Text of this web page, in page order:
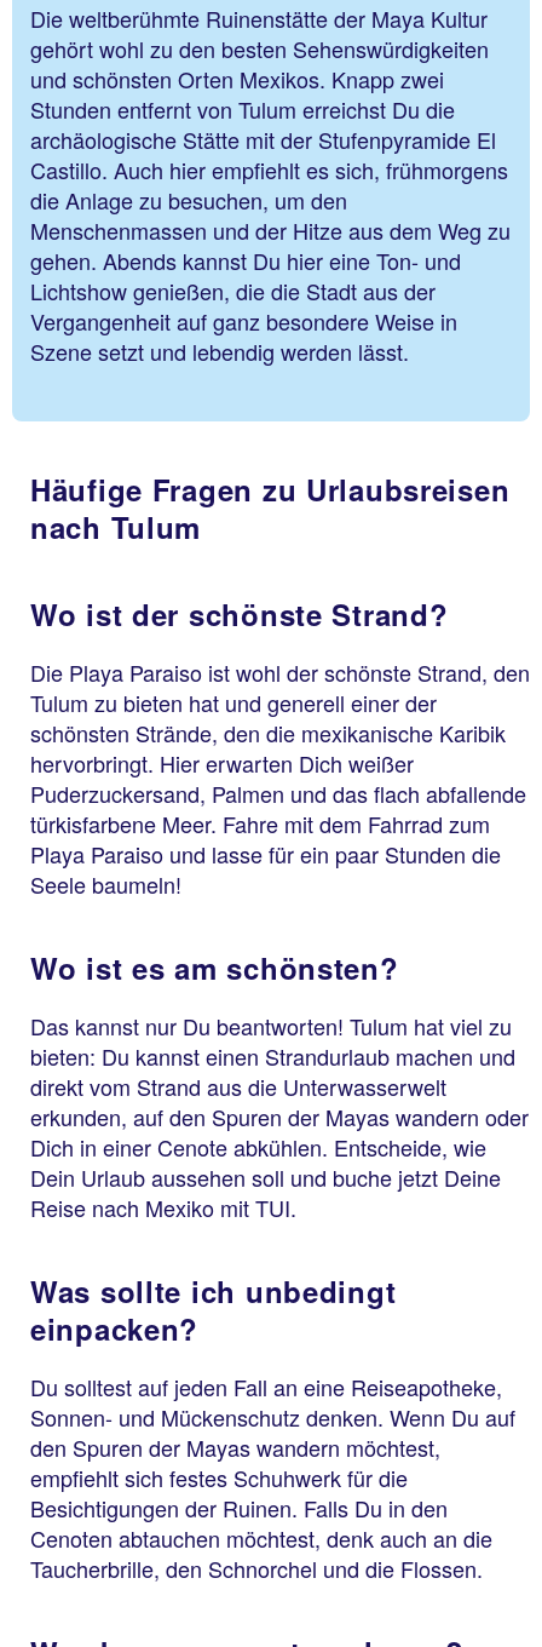
Die weltberühmte Ruinenstätte der Maya Kultur
gehört wohl zu den besten Sehenswürdigkeiten
und schönsten Orten Mexikos. Knapp zwei
Stunden entfernt von Tulum erreichst Du die
archäologische Stätte mit der Stufenpyramide El
Castillo. Auch hier empfiehlt es sich, frühmorgens
die Anlage zu besuchen, um den
Menschenmassen und der Hitze aus dem Weg zu
gehen. Abends kannst Du hier eine Ton- und
Lichtshow genießen, die die Stadt aus der
Vergangenheit auf ganz besondere Weise in
Szene setzt und lebendig werden lässt.
Häufige Fragen zu Urlaubsreisen
nach Tulum
Wo ist der schönste Strand?
Die Playa Paraiso ist wohl der schönste Strand, den
Tulum zu bieten hat und generell einer der
schönsten Strände, den die mexikanische Karibik
hervorbringt. Hier erwarten Dich weißer
Puderzuckersand, Palmen und das flach abfallende
türkisfarbene Meer. Fahre mit dem Fahrrad zum
Playa Paraiso und lasse für ein paar Stunden die
Seele baumeln!
Wo ist es am schönsten?
Das kannst nur Du beantworten! Tulum hat viel zu
bieten: Du kannst einen Strandurlaub machen und
direkt vom Strand aus die Unterwasserwelt
erkunden, auf den Spuren der Mayas wandern oder
Dich in einer Cenote abkühlen. Entscheide, wie
Dein Urlaub aussehen soll und buche jetzt Deine
Reise nach Mexiko mit TUI.
Was sollte ich unbedingt
einpacken?
Du solltest auf jeden Fall an eine Reiseapotheke,
Sonnen- und Mückenschutz denken. Wenn Du auf
den Spuren der Mayas wandern möchtest,
empfiehlt sich festes Schuhwerk für die
Besichtigungen der Ruinen. Falls Du in den
Cenoten abtauchen möchtest, denk auch an die
Taucherbrille, den Schnorchel und die Flossen.